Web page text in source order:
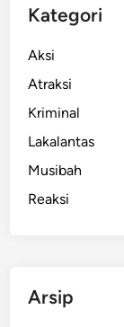
Kategori
Aksi
Atraksi
Kriminal
Lakalantas
Musibah
Reaksi
Arsip